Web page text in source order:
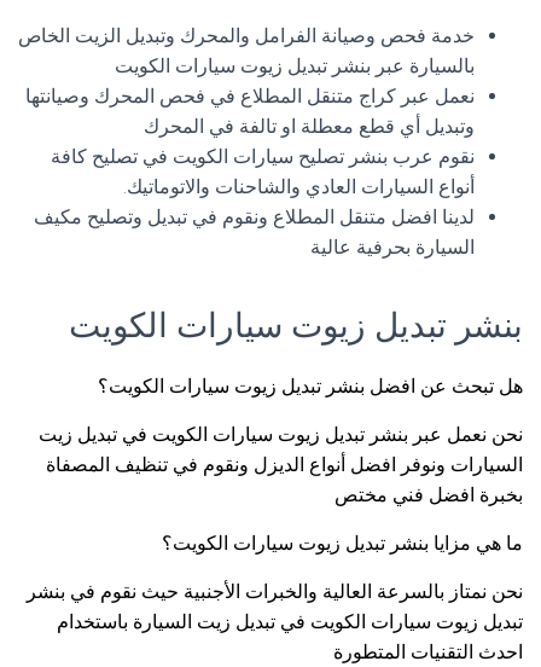
خدمة فحص وصيانة الفرامل والمحرك وتبديل الزيت الخاص
بالسيارة عبر بنشر تبديل زيوت سيارات الكويت
نعمل عبر كراج متنقل المطلاع في فحص المحرك وصيانتها
وتبديل أي قطع معطلة او تالفة في المحرك
نقوم عرب بنشر تصليح سيارات الكويت في تصليح كافة
أنواع السيارات العادي والشاحنات والاتوماتيك.
لدينا افضل متنقل المطلاع ونقوم في تبديل وتصليح مكيف
السيارة بحرفية عالية
بنشر تبديل زيوت سيارات الكويت
هل تبحث عن افضل بنشر تبديل زيوت سيارات الكويت؟
نحن نعمل عبر بنشر تبديل زيوت سيارات الكويت في تبديل زيت
السيارات ونوفر افضل أنواع الديزل ونقوم في تنظيف المصفاة
بخبرة افضل فني مختص
ما هي مزايا بنشر تبديل زيوت سيارات الكويت؟
نحن نمتاز بالسرعة العالية والخبرات الأجنبية حيث نقوم في بنشر
تبديل زيوت سيارات الكويت في تبديل زيت السيارة باستخدام
احدث التقنيات المتطورة